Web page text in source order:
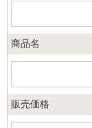
商品名
販売価格